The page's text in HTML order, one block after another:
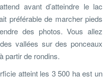
avant d’atteindre le lac
préférable de marcher pieds
des photos. Vous allez
vallées sur des ponceaux
partir de rondins.
atteint les 3 500 ha est un